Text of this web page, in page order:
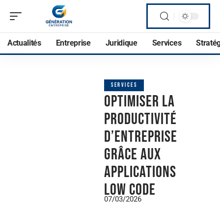
Actualités Entreprise Juridique Services
SERVICES
Optimiser la
productivité
d’entreprise
grâce aux
applications
low code
07/03/2026